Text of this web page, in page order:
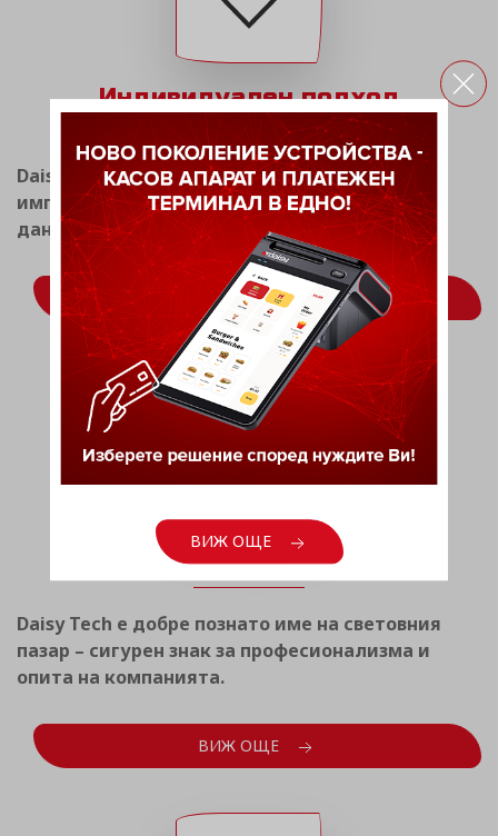
Индивидуален подход
Daisy Tech има опит в разработката и
имплементацията на системи за фискален и
данъчен мениджмънт.
ВИЖ ОЩЕ
Световен опит
Daisy Tech е добре познато име на световния
пазар – сигурен знак за професионализма и
опита на компанията.
ВИЖ ОЩЕ
ВИЖ ОЩЕ